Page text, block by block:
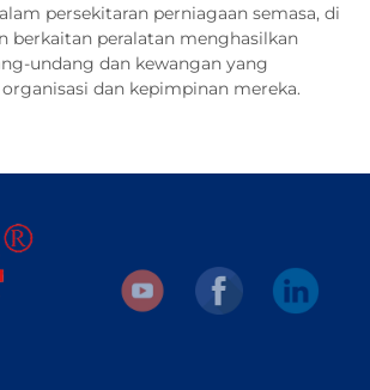
persekitaran perniagaan semasa, di
berkaitan peralatan menghasilkan
undang dan kewangan yang
dan kepimpinan mereka.